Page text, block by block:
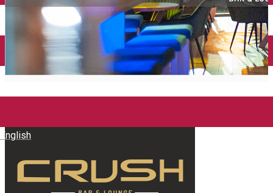
English
Închirieri auto
Închirieri biciclete
Taxi
Încărcare vehicule electrice